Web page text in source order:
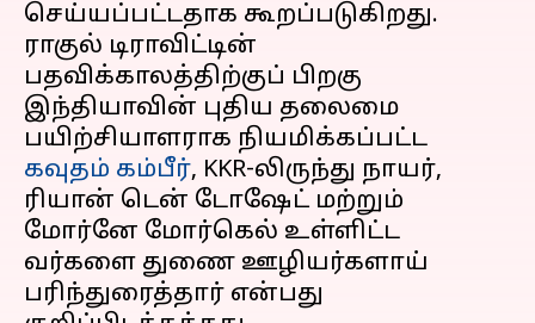
செய்யப்பட்டதாக கூறப்படுகிறது.
ராகுல் டிராவிட்டின்
பதவிக்காலத்திற்குப் பிறகு
இந்தியாவின் புதிய தலைமை
பயிற்சியாளராக நியமிக்கப்பட்ட
கவுதம் கம்பீர், KKR-லிருந்து நாயர்,
ரியான் டென் டோஷேட் மற்றும்
மோர்னே மோர்கெல் உள்ளிட்ட
வர்களை துணை ஊழியர்களாய்
பரிந்துரைத்தார் என்பது